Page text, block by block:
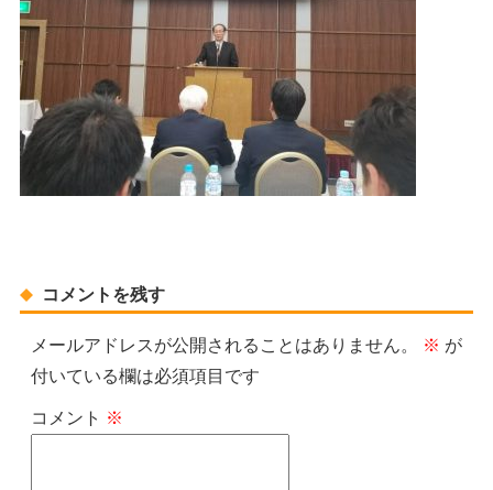
コメントを残す
メールアドレスが公開されることはありません。 ※ が
付いている欄は必須項目です
コメント ※